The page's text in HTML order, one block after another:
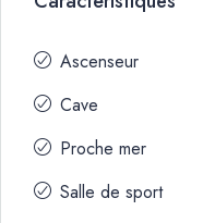
Ascenseur
Cave
Proche mer
Salle de sport